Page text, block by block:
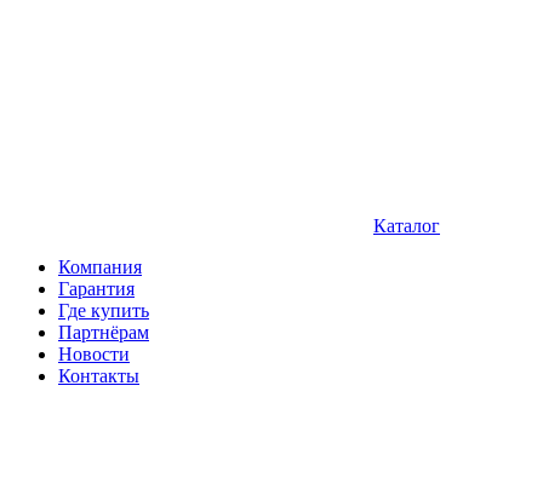
Каталог
Компания
Гарантия
Где купить
Партнёрам
Новости
Контакты